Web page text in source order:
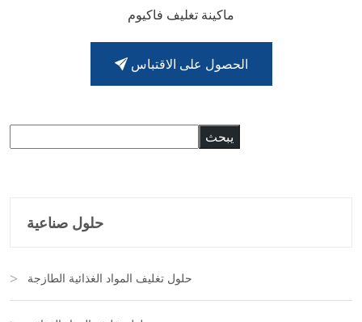
ماكينة تغليف فاكيوم
الحصول على الاقتباس
يبحث
حلول صناعية
حلول تغليف المواد الغذائية الطازجة